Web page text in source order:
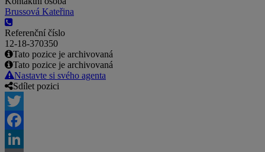
Brussová Kateřina
Referenční číslo
12-18-370350
Tato pozice je archivovaná
Tato pozice je archivovaná
Nastavte si svého agenta
Sdílet pozici
Twitter
Facebook